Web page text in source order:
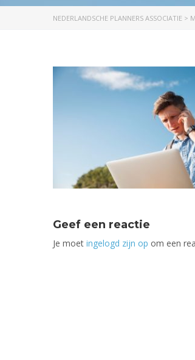
NEDERLANDSCHE PLANNERS ASSOCIATIE >
Geef een reactie
Je moet ingelogd zijn op om een